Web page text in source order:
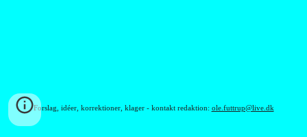
Forslag, idéer, korrektioner, klager - kontakt redaktion: ole.futtrup@live.dk